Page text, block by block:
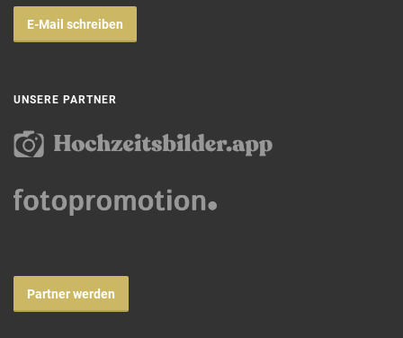
E-Mail schreiben
UNSERE PARTNER
Partner werden